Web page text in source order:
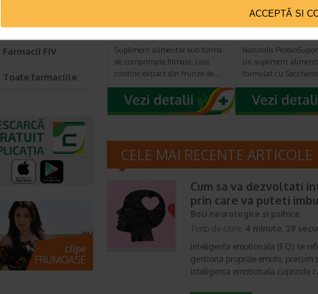
ACCEPTĂ SI
Supliment alimentar sub forma
de comprimate filmate, care
contine extract din frunze de…
10 capsule
Naturalis
un supliment
formulat cu
CELE MAI RECENTE ARTICOLE
Cum sa va dezvoltati
prin care va puteti
Boli neurologice si psihice
Timp de citire: 4 minute, 39
Inteligenta emotionala (EQ) se
gestiona propriile emotii, precum
inteligenta emotionala cuprinde
Farmacii NON-STOP
Farmacii FIV
Toate farmaciile